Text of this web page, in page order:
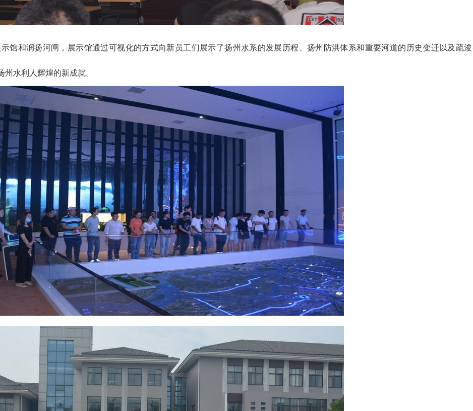
馆和润扬河闸，展示馆通过可视化的方式向新员工们展示了扬州水系的发展历程、扬州防洪体系和重要河道的历史变迁以及疏
水利人辉煌的新成就。